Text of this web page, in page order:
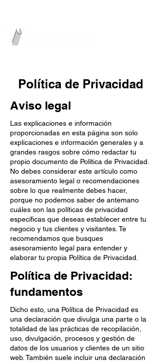
Política de Privacidad
Aviso legal
Las explicaciones e información
proporcionadas en esta página son solo
explicaciones e información generales y a
grandes rasgos sobre cómo redactar tu
propio documento de Política de Privacidad.
No debes considerar este artículo como
asesoramiento legal o recomendaciones
sobre lo que realmente debes hacer,
porque no podemos saber de antemano
cuáles son las políticas de privacidad
específicas que deseas establecer entre tu
negocio y tus clientes y visitantes. Te
recomendamos que busques
asesoramiento legal para entender y
elaborar tu propia Política de Privacidad.
Política de Privacidad:
fundamentos
Dicho esto, una Política de Privacidad es
una declaración que divulga una parte o la
totalidad de las prácticas de recopilación,
uso, divulgación, procesos y gestión de
datos de los usuarios y clientes de un sitio
web. También suele incluir una declaración